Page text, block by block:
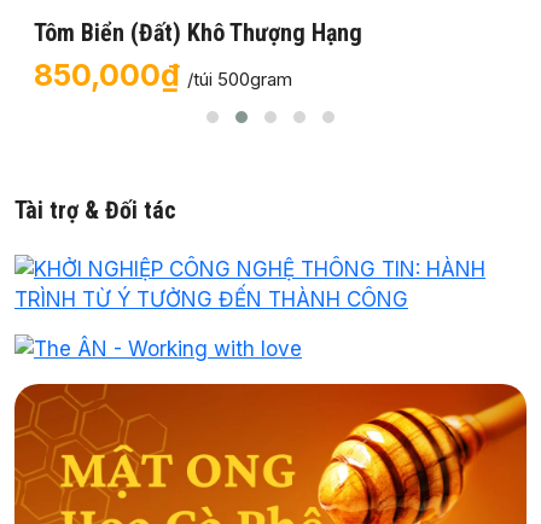
Tôm Biển (Đất) Khô Thượng Hạng
850,000₫ /túi 500gram
Tài trợ & Đối tác